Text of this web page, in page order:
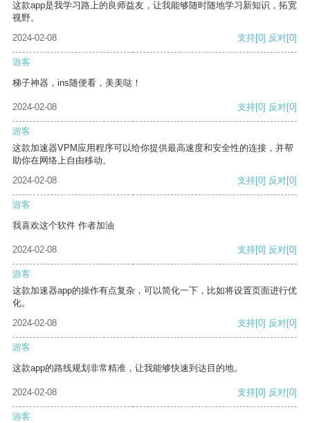
这款app是我学习路上的良师益友，让我能够随时随地学习新知识，拓宽
视野。
2024-02-08
支持[0] 反对[0]
游客
梯子神器，ins随便看，美美哒！
2024-02-08 支持[0] 反对[0]
游客
这款加速器VPM应用程序可以给你提供最高速度和安全性的连接，并帮
助你在网络上自由移动。
2024-02-08
支持[0] 反对[0]
游客
我喜欢这个软件 作者加油
2024-02-08 支持[0] 反对[0]
游客
这款加速器app的操作有点复杂，可以简化一下，比如将设置页面进行优
化。
2024-02-08
支持[0] 反对[0]
游客
这款app的路线规划非常精准，让我能够快速到达目的地。
2024-02-08 支持[0] 反对[0]
游客